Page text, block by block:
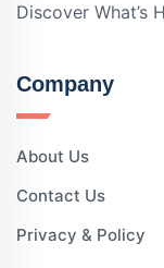
Discover What’s
Company
About Us
Contact Us
Privacy & Policy